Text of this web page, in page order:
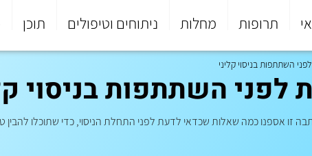
תרופות מחלות ניתוחים וטיפולים תוכן
זו אספנו כמה שאלות שכדאי לדעת לפני התחלת הניסוי, כדי שתוכלו להבין